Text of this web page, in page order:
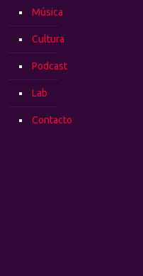
Música
Cultura
Podcast
Lab
Contacto